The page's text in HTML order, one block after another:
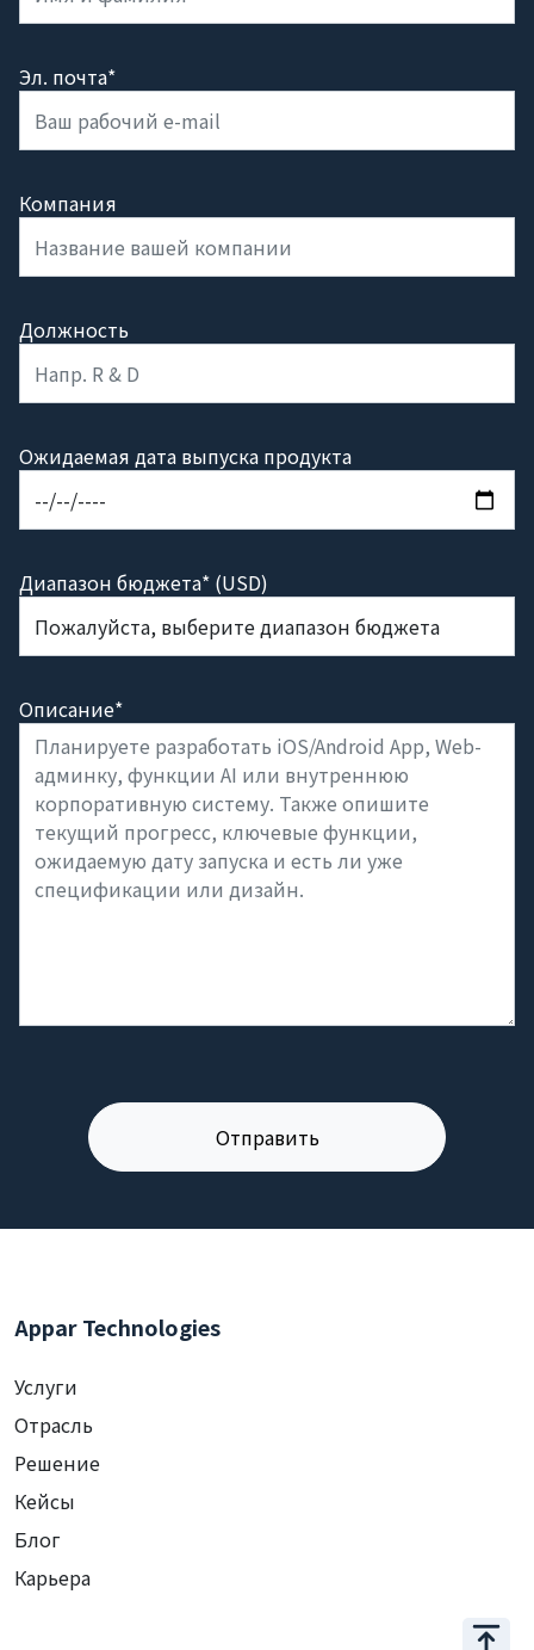
Эл. почта*
Компания
Должность
Ожидаемая дата выпуска продукта
Диапазон бюджета* (USD)
Описание*
Appar Technologies
Услуги
Отрасль
Решение
Кейсы
Блог
Карьера